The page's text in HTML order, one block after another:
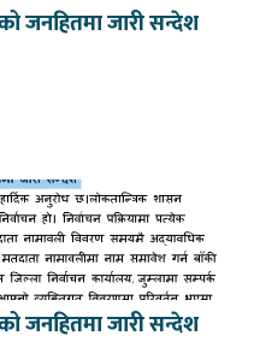
जनहितमा जारी सन्देश
जनहितमा जारी सन्देश